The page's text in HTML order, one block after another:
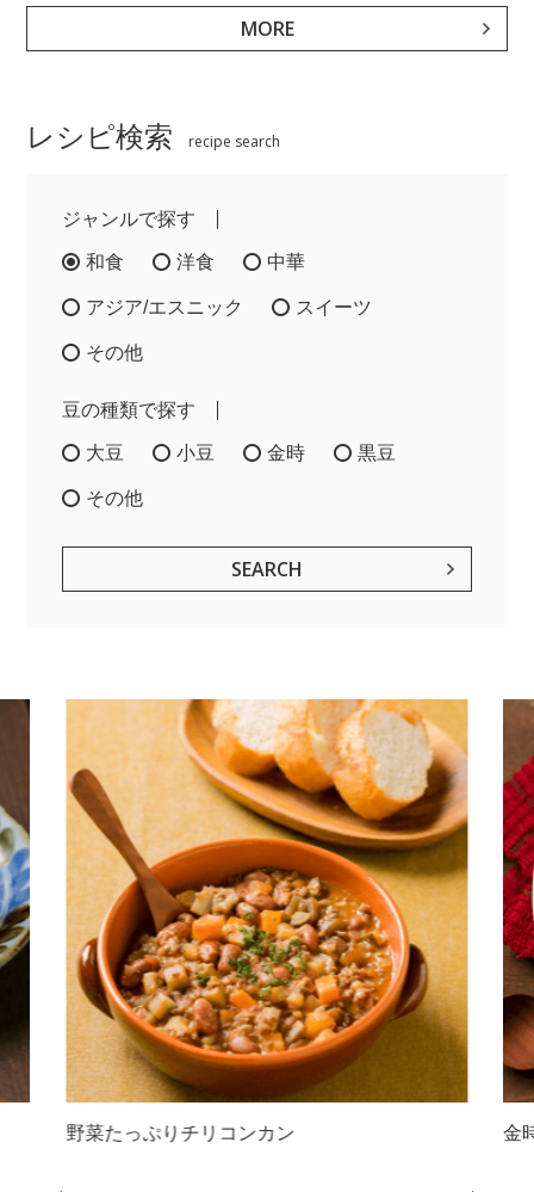
MORE
レシピ検索 recipe search
ジャンルで探す
和食 洋食 中華
アジア/エスニック スイーツ
その他
豆の種類で探す
大豆 小豆 金時 黒豆
その他
SEARCH
野菜たっぷりチリコンカン 金